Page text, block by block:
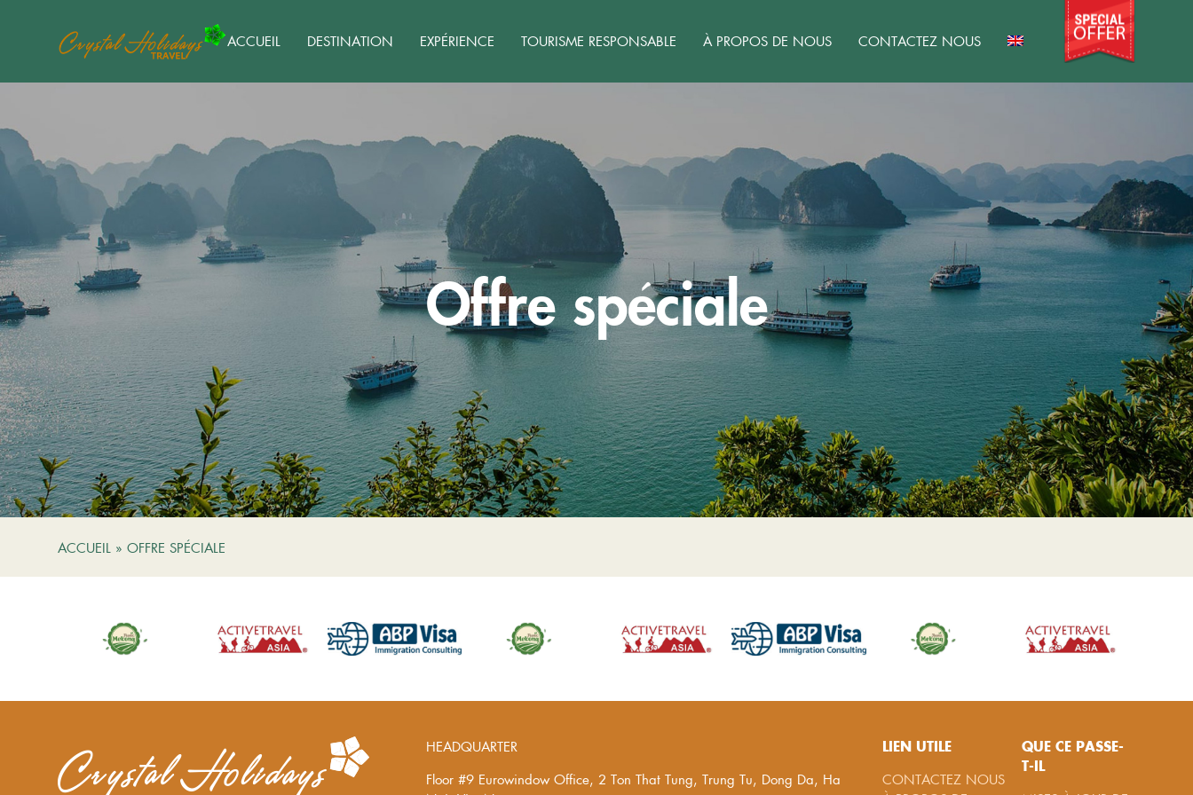
ACCUEIL DESTINATION EXPÉRIENCE TOURISME RESPONSABLE À PROPOS DE NOUS CONTACTEZ NOUS
Offre spéciale
ACCUEIL » OFFRE SPÉCIALE
HEADQUARTER
Floor #9 Eurowindow Office, 2 Ton That Tung, Trung Tu, Dong Da, Ha
LIEN UTILE
CONTACTEZ NOUS
QUE CE PASSE-
T-IL